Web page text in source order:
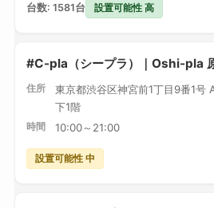
台数: 1581台 設置可能性 高
#C-pla（シープラ）｜Oshi-pla
住所
東京都渋谷区神宮前1丁目9番1号
下1階
時間 10:00～21:00
設置可能性 中